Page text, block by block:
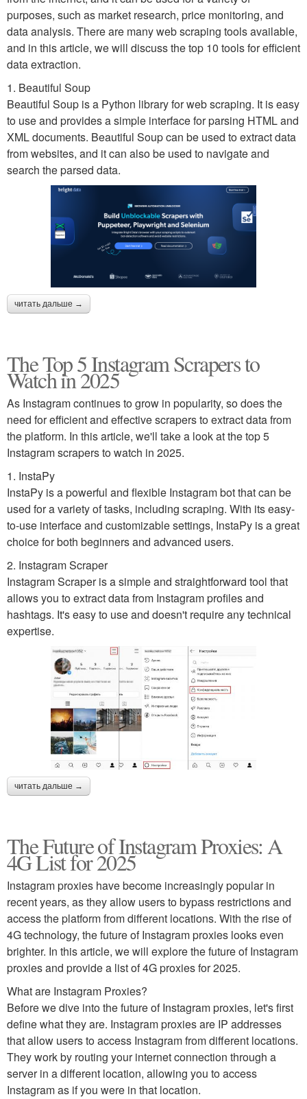
purposes, such as market research, price monitoring, and
data analysis. There are many web scraping tools available,
and in this article, we will discuss the top 10 tools for efficient
data extraction.
1. Beautiful Soup
Beautiful Soup is a Python library for web scraping. It is easy
to use and provides a simple interface for parsing HTML and
XML documents. Beautiful Soup can be used to extract data
from websites, and it can also be used to navigate and
search the parsed data.
читать дальше →
The Top 5 Instagram Scrapers to
Watch in 2025
As Instagram continues to grow in popularity, so does the
need for efficient and effective scrapers to extract data from
the platform. In this article, we'll take a look at the top 5
Instagram scrapers to watch in 2025.
1. InstaPy
InstaPy is a powerful and flexible Instagram bot that can be
used for a variety of tasks, including scraping. With its easy-
to-use interface and customizable settings, InstaPy is a great
choice for both beginners and advanced users.
2. Instagram Scraper
Instagram Scraper is a simple and straightforward tool that
allows you to extract data from Instagram profiles and
hashtags. It's easy to use and doesn't require any technical
expertise.
читать дальше →
The Future of Instagram Proxies: A
4G List for 2025
Instagram proxies have become increasingly popular in
recent years, as they allow users to bypass restrictions and
access the platform from different locations. With the rise of
4G technology, the future of Instagram proxies looks even
brighter. In this article, we will explore the future of Instagram
proxies and provide a list of 4G proxies for 2025.
What are Instagram Proxies?
Before we dive into the future of Instagram proxies, let's first
define what they are. Instagram proxies are IP addresses
that allow users to access Instagram from different locations.
They work by routing your internet connection through a
server in a different location, allowing you to access
Instagram as if you were in that location.